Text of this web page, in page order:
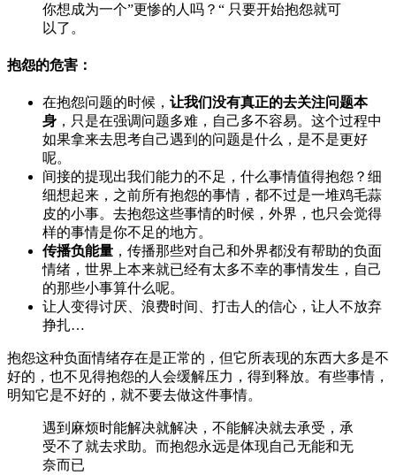
你想成为一个”更惨的人吗？“ 只要开始抱怨就可
以了。
抱怨的危害：
在抱怨问题的时候， 让我们没有真正的去关注问题本
身 ，只是在强调问题多难，自己多不容易。这个过程中
如果拿来去思考自己遇到的问题是什么，是不是更好
呢。
间接的提现出我们能力的不足，什么事情值得抱怨？细
细想起来，之前所有抱怨的事情，都不过是一堆鸡毛蒜
皮的小事。去抱怨这些事情的时候，外界，也只会觉得
样的事情是你不足的地方。
传播负能量 ，传播那些对自己和外界都没有帮助的负面
情绪，世界上本来就已经有太多不幸的事情发生，自己
的那些小事算什么呢。
让人变得讨厌、浪费时间、打击人的信心，让人不放弃
挣扎…
抱怨这种负面情绪存在是正常的，但它所表现的东西大多是不
好的，也不见得抱怨的人会缓解压力，得到释放。有些事情，
明知它是不好的，就不要去做这件事情。
遇到麻烦时能解决就解决，不能解决就去承受，承
受不了就去求助。而抱怨永远是体现自己无能和无
奈而已